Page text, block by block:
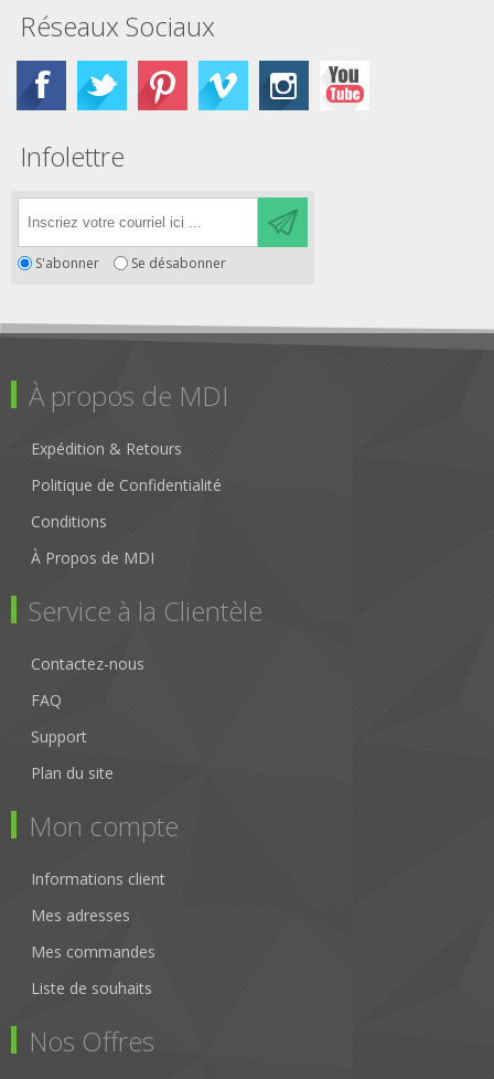
Réseaux Sociaux
Infolettre
S'abonner Se désabonner
À propos de MDI
Expédition & Retours
Politique de Confidentialité
Conditions
À Propos de MDI
Service à la Clientèle
Contactez-nous
FAQ
Support
Plan du site
Mon compte
Informations client
Mes adresses
Mes commandes
Liste de souhaits
Nos Offres